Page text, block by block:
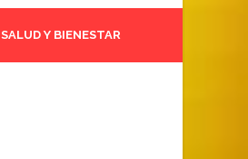
SALUD Y BIENESTAR